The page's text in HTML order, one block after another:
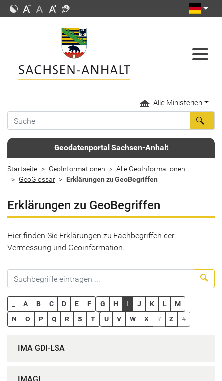
Alle Ministerien
Geodatenportal Sachsen-Anhalt
Startseite GeoInformationen
Alle GeoInformationen
GeoGlossar
Erklärungen zu GeoBegriffen
Erklärungen zu GeoBegriffen
Hier finden Sie Erklärungen zu Fachbegriffen der
Vermessung und Geoinformation.
A B C D E F G H I J K L
M
N
O P Q R S T U V W X Y Z #
IMA GDI-LSA
IMAGI